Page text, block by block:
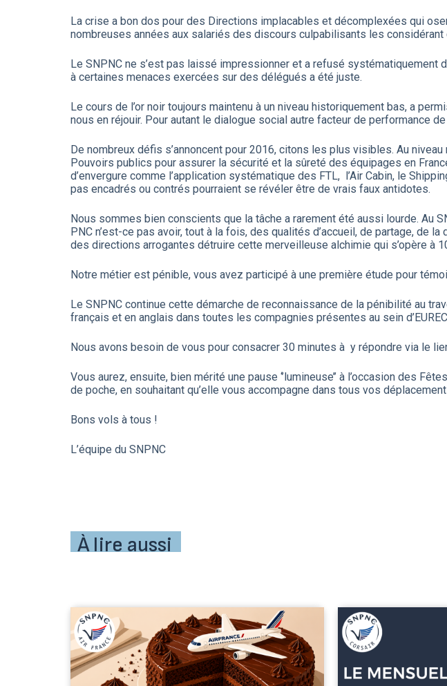
La crise a bon dos pour des Directions implacables et décomplexées qui
nombreuses années aux salariés des discours culpabilisants les considérant
Le SNPNC ne s’est pas laissé impressionner et a refusé
à certaines menaces exercées sur des délégués a été juste.
Le cours de l’or noir toujours maintenu à un niveau historiquement bas, a
nous en réjouir. Pour autant le dialogue social autre facteur de performance
De nombreux défis s’annoncent pour 2016, citons les plus visibles. Au
Pouvoirs publics pour assurer la sécurité et la sûreté des équipages en
d’envergure comme l’application systématique des FTL, l’Air Cabin, le
pas encadrés ou contrés pourraient se révéler être de vrais faux antidotes.
Nous sommes bien conscients que la tâche a rarement été aussi lourde. Au
PNC n’est-ce pas avoir, tout à la fois, des qualités d’accueil, de partage,
des directions arrogantes détruire cette merveilleuse alchimie qui s’opère à
Notre métier est pénible, vous avez participé à une première étude pour
Le SNPNC continue cette démarche de reconnaissance de la pénibilité au
français et en anglais dans toutes les compagnies présentes au sein
Nous avons besoin de vous pour consacrer 30 minutes à y répondre via le
Vous aurez, ensuite, bien mérité une pause ‘’lumineuse’’ à l’occasion des
de poche, en souhaitant qu’elle vous accompagne dans tous vos
Bons vols à tous !
L’équipe du SNPNC
À lire aussi